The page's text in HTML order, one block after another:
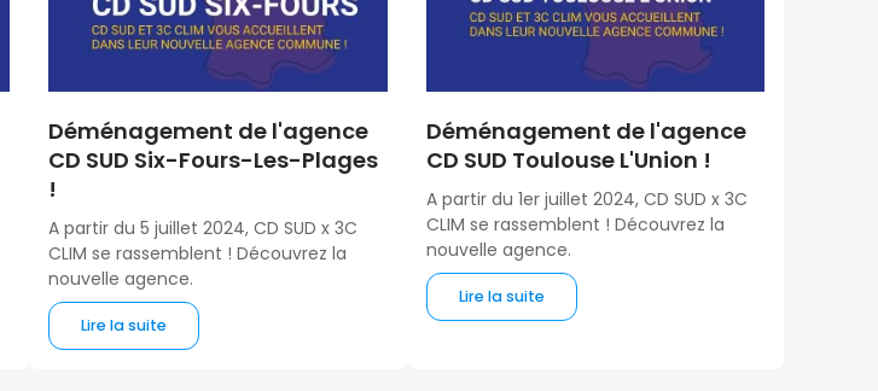
Déménagement de l'agence
CD SUD Six-Fours-Les-Plages
!
A partir du 5 juillet 2024, CD SUD x 3C
CLIM se rassemblent ! Découvrez la
nouvelle agence.
Lire la suite
Déménagement de l'agence
CD SUD Toulouse L'Union !
A partir du 1er juillet 2024, CD SUD x 3C
CLIM se rassemblent ! Découvrez la
nouvelle agence.
Lire la suite